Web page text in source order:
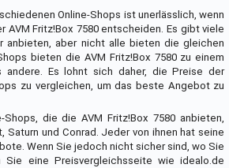
Online-Shops ist unerlässlich, wenn
AVM Fritz!Box 7580 entscheiden. Es gibt viele
anbieten, aber nicht alle bieten die gleichen
bieten die AVM Fritz!Box 7580 zu einem
andere. Es lohnt sich daher, die Preise der
zu vergleichen, um das beste Angebot zu
Shops, die die AVM Fritz!Box 7580 anbieten,
Saturn und Conrad. Jeder von ihnen hat seine
Wenn Sie jedoch nicht sicher sind, wo Sie
Sie eine Preisvergleichsseite wie idealo.de